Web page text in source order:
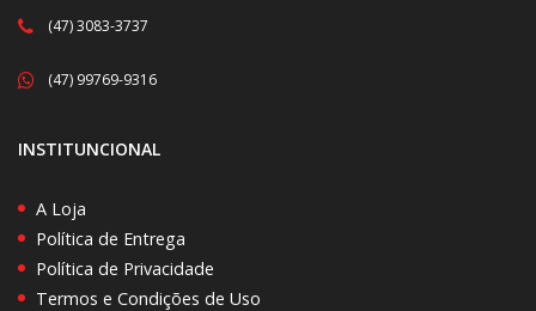
(47) 3083-3737
(47) 99769-9316
INSTITUNCIONAL
A Loja
Política de Entrega
Política de Privacidade
Termos e Condições de Uso